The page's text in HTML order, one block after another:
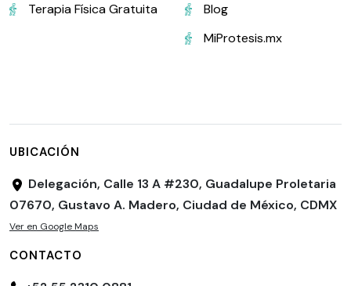
Terapia Física Gratuita
Blog
MiProtesis.mx
UBICACIÓN
Delegación, Calle 13 A #230, Guadalupe Proletaria
07670, Gustavo A. Madero, Ciudad de México, CDMX
Ver en Google Maps
CONTACTO